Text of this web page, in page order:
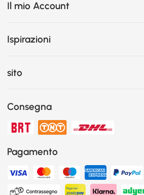
Il mio Account
Ispirazioni
sito
Consegna
Pagamento